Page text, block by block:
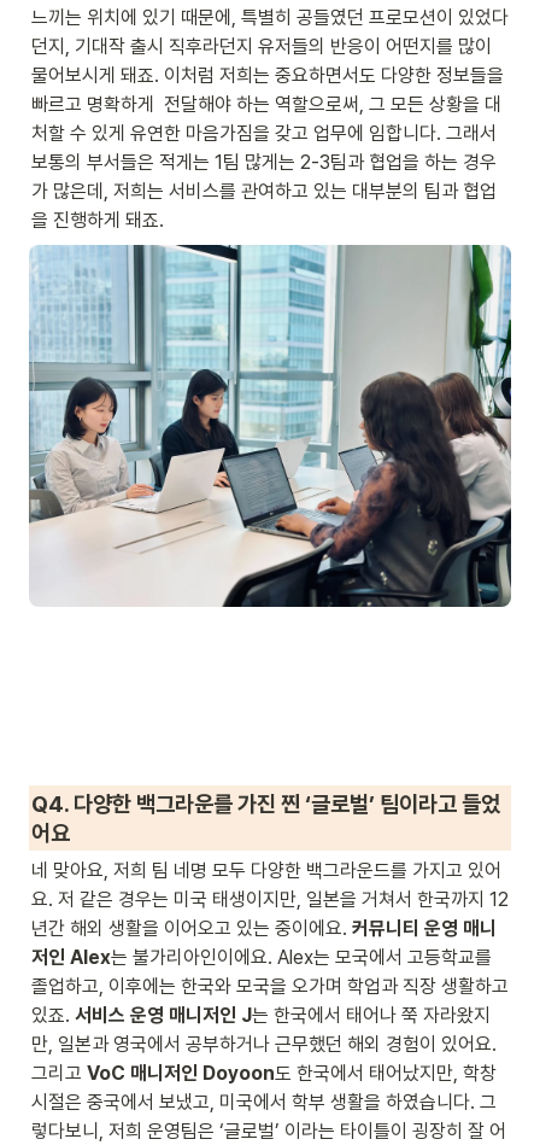
느끼는 위치에 있기 때문에, 특별히 공들였던 프로모션이 있었다
던지, 기대작 출시 직후라던지 유저들의 반응이 어떤지를 많이
물어보시게 돼죠. 이처럼 저희는 중요하면서도 다양한 정보들을
빠르고 명확하게  전달해야 하는 역할으로써, 그 모든 상황을 대
처할 수 있게 유연한 마음가짐을 갖고 업무에 임합니다. 그래서
보통의 부서들은 적게는 1팀 많게는 2-3팀과 협업을 하는 경우
가 많은데, 저희는 서비스를 관여하고 있는 대부분의 팀과 협업
을 진행하게 돼죠.
Q4. 다양한 백그라운를 가진 찐 ‘글로벌’ 팀이라고 들었
어요
네 맞아요, 저희 팀 네명 모두 다양한 백그라운드를 가지고 있어
요. 저 같은 경우는 미국 태생이지만, 일본을 거쳐서 한국까지 12
년간 해외 생활을 이어오고 있는 중이에요. 커뮤니티 운영 매니
저인 Alex는 불가리아인이에요. Alex는 모국에서 고등학교를
졸업하고, 이후에는 한국와 모국을 오가며 학업과 직장 생활하고
있죠. 서비스 운영 매니저인 J는 한국에서 태어나 쭉 자라왔지
만, 일본과 영국에서 공부하거나 근무했던 해외 경험이 있어요.
그리고 VoC 매니저인 Doyoon도 한국에서 태어났지만, 학창
시절은 중국에서 보냈고, 미국에서 학부 생활을 하였습니다. 그
렇다보니, 저희 운영팀은 ‘글로벌’ 이라는 타이틀이 굉장히 잘 어